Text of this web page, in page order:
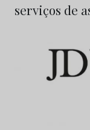
serviços de